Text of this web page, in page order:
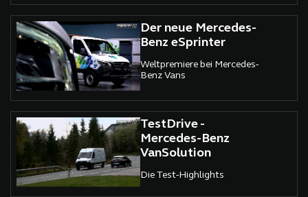
Der neue Mercedes-
Benz eSprinter
Weltpremiere bei Mercedes-
Benz Vans
TestDrive -
Mercedes-Benz
VanSolution
Die Test-Highlights